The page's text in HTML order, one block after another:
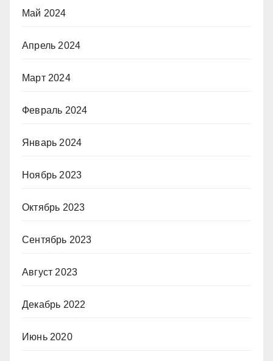
Май 2024
Апрель 2024
Март 2024
Февраль 2024
Январь 2024
Ноябрь 2023
Октябрь 2023
Сентябрь 2023
Август 2023
Декабрь 2022
Июнь 2020